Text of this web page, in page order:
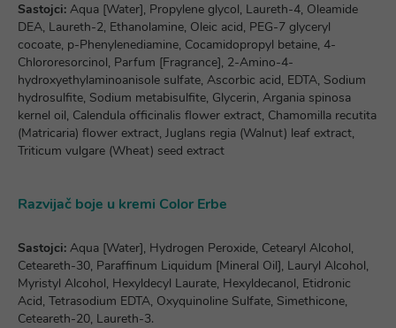
Sastojci: Aqua [Water], Propylene glycol, Laureth-4, Oleamide
DEA, Laureth-2, Ethanolamine, Oleic acid, PEG-7 glyceryl
cocoate, p-Phenylenediamine, Cocamidopropyl betaine, 4-
Chlororesorcinol, Parfum [Fragrance], 2-Amino-4-
hydroxyethylaminoanisole sulfate, Ascorbic acid, EDTA, Sodium
hydrosulfite, Sodium metabisulfite, Glycerin, Argania spinosa
kernel oil, Calendula officinalis flower extract, Chamomilla recutita
(Matricaria) flower extract, Juglans regia (Walnut) leaf extract,
Triticum vulgare (Wheat) seed extract
Razvijač boje u kremi Color Erbe
Sastojci: Aqua [Water], Hydrogen Peroxide, Cetearyl Alcohol,
Ceteareth-30, Paraffinum Liquidum [Mineral Oil], Lauryl Alcohol,
Myristyl Alcohol, Hexyldecyl Laurate, Hexyldecanol, Etidronic
Acid, Tetrasodium EDTA, Oxyquinoline Sulfate, Simethicone,
Ceteareth-20, Laureth-3.